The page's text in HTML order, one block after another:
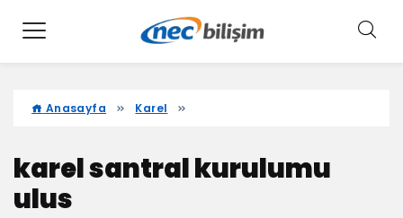
Anasayfa Karel
karel santral kurulumu
ulus